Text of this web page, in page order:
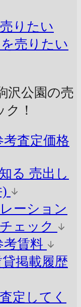
りたい
売りたい
沢公園の売
！
考査定価格
る 売出し
ーション
ェック
考賃料
掲載履歴
定してく